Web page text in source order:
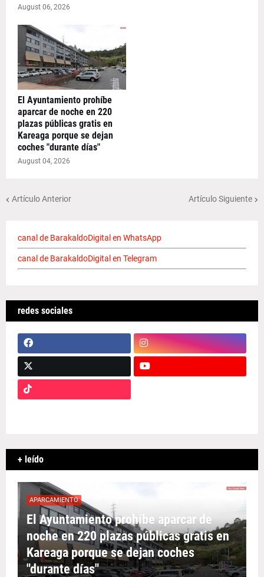
August 06, 2026
El Ayuntamiento prohíbe
aparcar de noche en 220
plazas públicas gratis en
Kareaga porque se dejan
coches "durante días"
August 04, 2026
Artículo Anterior Artículo Siguiente
canal de BarakaldoDigital en WhatsApp
canal de BarakaldoDigital en Telegram
redes sociales
+ leído
APARCAMIENTO
El Ayuntamiento prohíbe aparcar de
noche en 220 plazas públicas gratis en
Kareaga porque se dejan coches
"durante días"